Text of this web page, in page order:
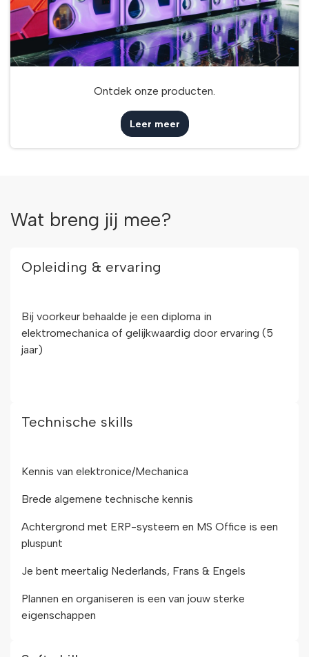
Ontdek onze producten.
Leer meer
Wat breng jij mee?
Opleiding & ervaring
Bij voorkeur behaalde je een diploma in
elektromechanica of gelijkwaardig door ervaring (5
jaar)
Technische skills
Kennis van elektronice/Mechanica
Brede algemene technische kennis
Achtergrond met ERP-systeem en MS Office is een
pluspunt
Je bent meertalig Nederlands, Frans & Engels
Plannen en organiseren is een van jouw sterke
eigenschappen